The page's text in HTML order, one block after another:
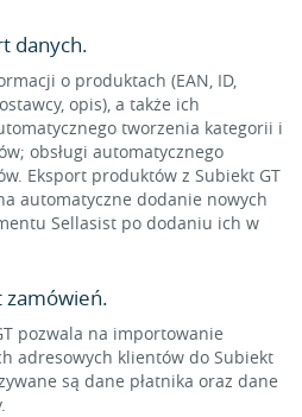
danych.
o produktach (EAN, ID,
opis), a także ich
tworzenia kategorii i
obsługi automatycznego
Eksport produktów z Subiekt GT
automatyczne dodanie nowych
Sellasist po dodaniu ich w
zamówień.
pozwala na importowanie
adresowych klientów do Subiekt
są dane płatnika oraz dane